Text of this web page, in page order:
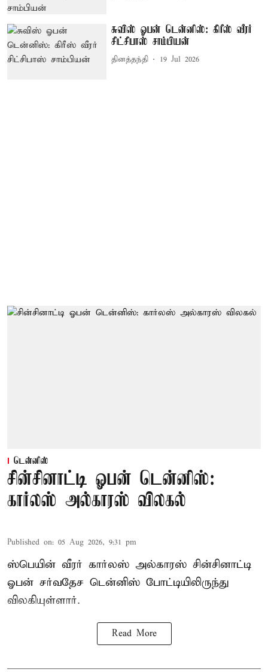
சுவிஸ் ஓபன் டென்னிஸ்: கிரீஸ் வீரர்
சிட்சிபாஸ் சாம்பியன்
தினத்தந்தி 19 Jul 2026
டென்னிஸ்
சின்சினாட்டி ஓபன் டென்னிஸ்:
கார்லஸ் அல்காரஸ் விலகல்
Published on: 05 Aug 2026, 9:31 pm
ஸ்பெயின் வீரர் கார்லஸ் அல்காரஸ் சின்சினாட்டி
ஓபன் சர்வதேச டென்னிஸ் போட்டியிலிருந்து
விலகியுள்ளார்.
Read More